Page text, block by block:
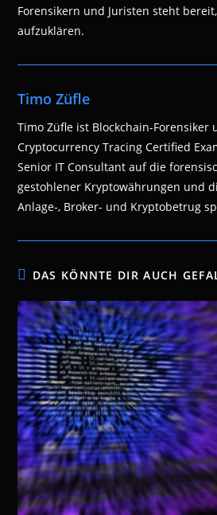
Forensikern und Juristen steht
aufzuklären.
Timo Züfle
Timo Züfle ist Blockchain-
Cryptocurrency Tracing Certified
Senior IT Consultant auf die
gestohlener Kryptowährungen und
Anlage-, Broker- und Kryptobetrug
DAS KÖNNTE DIR AUCH